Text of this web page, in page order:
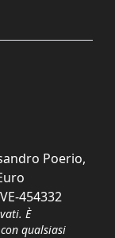
Poerio,
454332
È
qualsiasi